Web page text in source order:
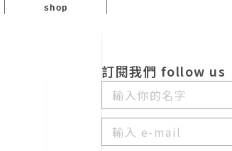
shop
訂閱我們 follow us